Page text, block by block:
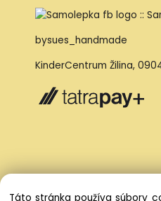
bysues_handmade
KinderCentrum Žilina,
Táto stránka používa súbory